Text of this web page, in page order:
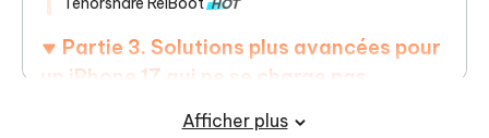
HOT
Partie 3. Solutions plus avancées pour
un iPhone 17 qui ne se charge pas
Partie 4. Conseils préventifs pour
Afficher plus